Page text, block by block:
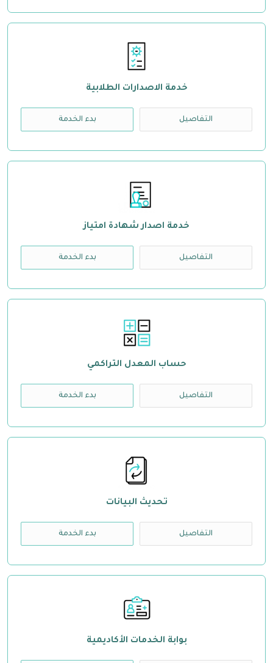
خدمة الاصدارات الطلابية
التفاصيل بدء الخدمة
خدمة اصدار شهادة امتياز
التفاصيل بدء الخدمة
حساب المعدل التراكمي
التفاصيل بدء الخدمة
تحديث البيانات
التفاصيل بدء الخدمة
بوابة الخدمات الأكاديمية